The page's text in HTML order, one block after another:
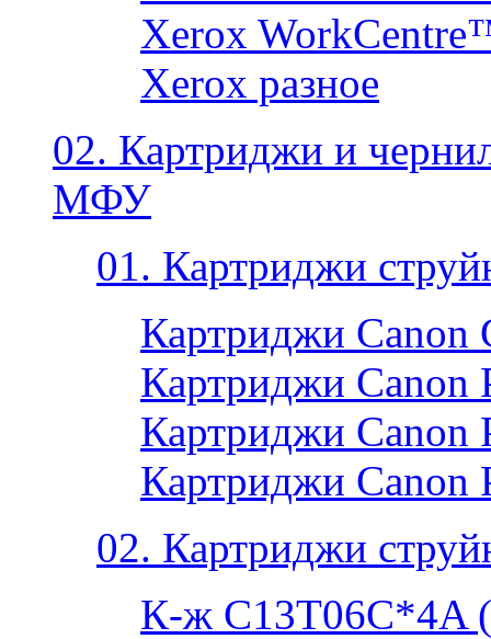
Xerox
Xerox разное
02. Картриджи и
МФУ
01. Картриджи
Картриджи Canon
Картриджи Canon
Картриджи Canon
Картриджи Canon
02. Картриджи
К-ж